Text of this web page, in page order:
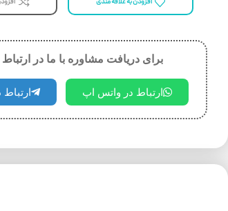
افزودن به علاقه مندی
برای دریافت مشاوره با ما در ارتباط
ارتباط در واتس اپ ارتباط